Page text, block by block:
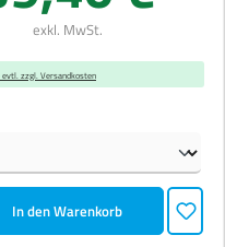
exkl. MwSt.
evtl. zzgl. Versandkosten
die Schaltflächen um die Anzahl zu
In den Warenkorb